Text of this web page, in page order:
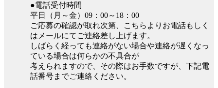
●電話受付時間
平日（月～金）09：00～18：00
ご応募の確認が取れ次第、こちらよりお電話もしく
はメールにてご連絡差し上げます。
しばらく経っても連絡がない場合や連絡が遅くなっ
ている場合は何らかの不具合が
考えられますので、その際はお手数ですが、下記電
話番号までご連絡ください。